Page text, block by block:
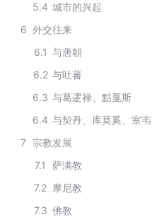
5.4 城市的兴起
6 外交往来
6.1 与唐朝
6.2 与吐蕃
6.3 与葛逻禄、黠戛斯
6.4 与契丹、库莫奚、室韦
7
宗教发展
7.1
萨满教
7.2 摩尼教
7.3 佛教